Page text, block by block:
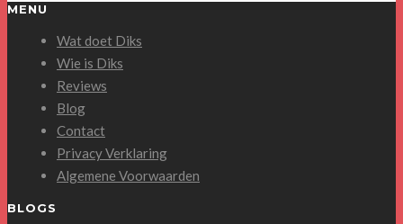
MENU
Wat doet Diks
Wie is Diks
Reviews
Blog
Contact
Privacy Verklaring
Algemene Voorwaarden
BLOGS